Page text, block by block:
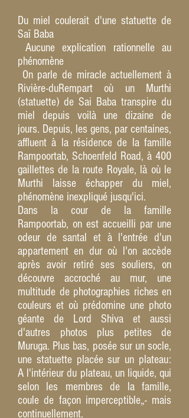
Du miel coulerait d'une statuette de
Saï Baba
Aucune explication rationnelle au
phénomène
On parle de miracle actuellement à
Rivière-du­Rempart où un Murthi
(statuette) de Sai Baba transpire du
miel depuis voilà une dizaine de
jours. Depuis, les gens, par centaines,
affluent à la résidence de la famille
Rampoortab, Schoenfeld Road, à 400
gaillettes de la route Royale, là où le
Murthi laisse échapper du miel,
phénomène inexpliqué jusqu'ici.
Dans la cour de la famille
Rampoortab, on est accueilli par une
odeur de santal et à l'entrée d'un
appartement en dur où l'on accède
après avoir retiré ses souliers, on
découvre accroché au mur, une
multitude de photographies riches en
couleurs et où prédomine une photo
géante de Lord Shiva et aussi
d'autres photos plus petites de
Muruga. Plus bas, posée sur un socle,
une statuette placée sur un plateau:
A l'intérieur du plateau, un liquide, qui
selon les membres de la famille,
coule de façon imperceptible„- mais
continuellement.